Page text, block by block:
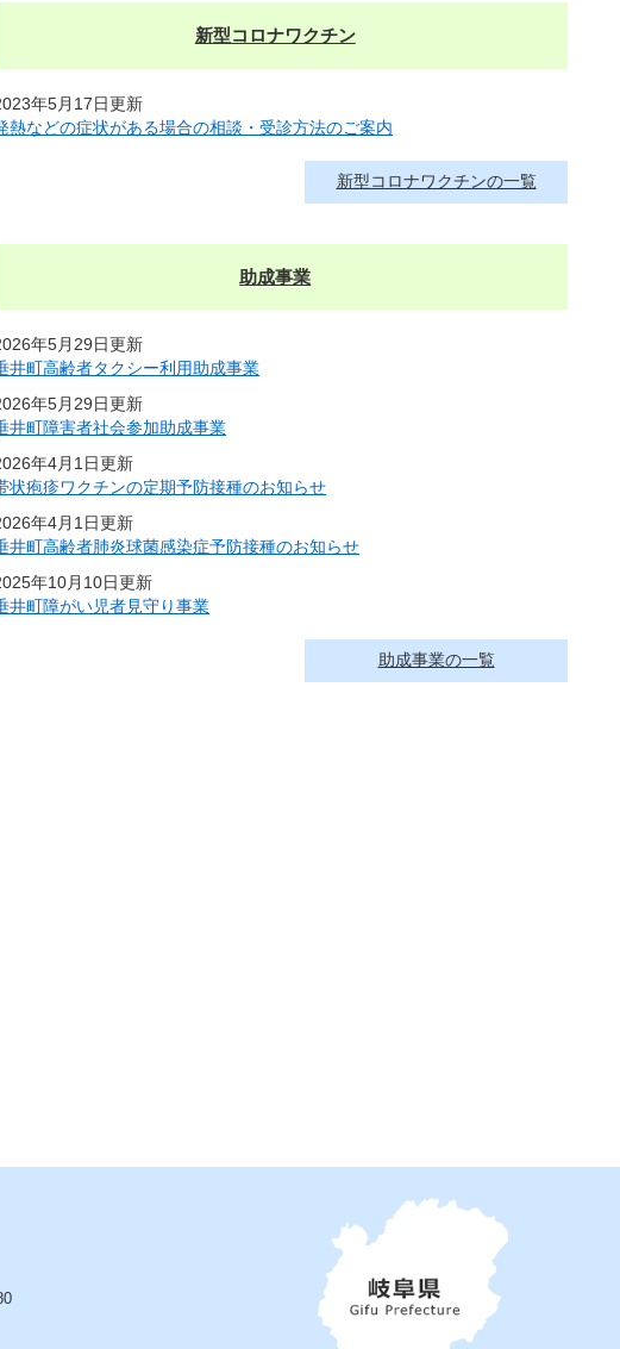
新型コロナワクチン
年5月17日更新
熱などの症状がある場合の相談・受診方法のご案内
新型コロナワクチンの一覧
助成事業
年5月29日更新
井町高齢者タクシー利用助成事業
年5月29日更新
井町障害者社会参加助成事業
年4月1日更新
状疱疹ワクチンの定期予防接種のお知らせ
年4月1日更新
井町高齢者肺炎球菌感染症予防接種のお知らせ
年10月10日更新
井町障がい児者見守り事業
助成事業の一覧